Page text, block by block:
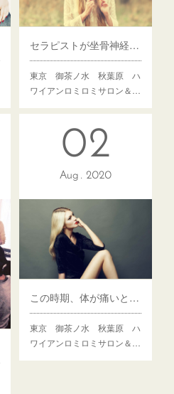
セラピストが坐骨神経痛になった件vol.1発症のその時何が！？
東京 御茶ノ水 秋葉原 ハ
ワイアンロミロミサロン＆…
02
Aug 2020
この時期、体が痛いときあなたはどうしていますか？
東京 御茶ノ水 秋葉原 ハ
ワイアンロミロミサロン＆…